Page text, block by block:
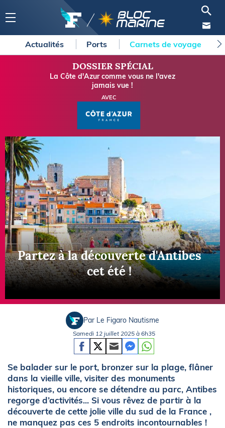
Actualités Ports Carnets de voyage
DOSSIER SPÉCIAL
La Côte d'Azur comme vous ne l'avez
jamais vue !
AVEC
Partez à la découverte d'Antibes
cet été !
Par Le Figaro Nautisme
Samedi 12 juillet 2025 à 6h35
Se balader sur le port, bronzer sur la plage, flâner
dans la vieille ville, visiter des monuments
historiques, ou encore se détendre au parc, Antibes
regorge d’activités... Si vous rêvez de partir à la
découverte de cette jolie ville du sud de la France ,
ne manquez pas ces 5 endroits incontournables !